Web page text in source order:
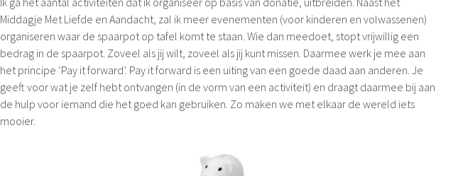
Middagje Met Liefde en Aandacht, zal ik meer evenementen (voor kinderen en volwassenen)
organiseren waar de spaarpot op tafel komt te staan. Wie dan meedoet, stopt vrijwillig een
bedrag in de spaarpot. Zoveel als jij wilt, zoveel als jij kunt missen. Daarmee werk je mee aan
het principe ‘Pay it forward’. Pay it forward is een uiting van een goede daad aan anderen. Je
geeft voor wat je zelf hebt ontvangen (in de vorm van een activiteit) en draagt daarmee bij aan
de hulp voor iemand die het goed kan gebruiken. Zo maken we met elkaar de wereld iets
mooier.